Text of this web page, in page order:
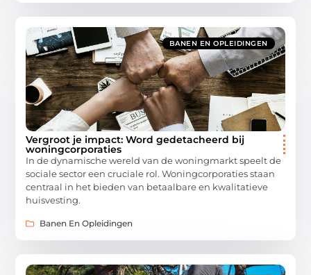
BANEN EN OPLEIDINGEN
Vergroot je impact: Word gedetacheerd bij
woningcorporaties
In de dynamische wereld van de woningmarkt speelt de
sociale sector een cruciale rol. Woningcorporaties staan
centraal in het bieden van betaalbare en kwalitatieve
huisvesting.
Banen En Opleidingen